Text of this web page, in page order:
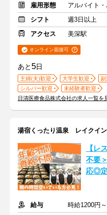
雇用形態
アルバイト・
シフト
週3日以上
アクセス
美深駅
オンライン面接可
あと 5日
主婦(夫)歓迎 大学生歓迎
副
シルバー歓迎
未経験者歓迎
日清医療食品株式会社の求人一覧を
湯宿くったり温泉 レイクイン
【レ
不要
応◎
給与
時給1200円